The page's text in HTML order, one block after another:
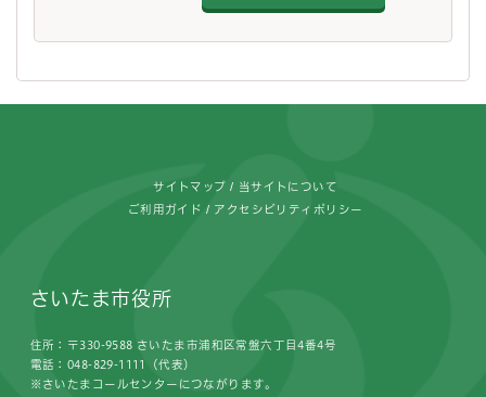
サイトマップ 当サイトについて
ご利用ガイド アクセシビリティポリシー
さいたま市役所
住所：〒330-9588 さいたま市浦和区常盤六丁目4番4号
電話：048-829-1111（代表）
※さいたまコールセンターにつながります。